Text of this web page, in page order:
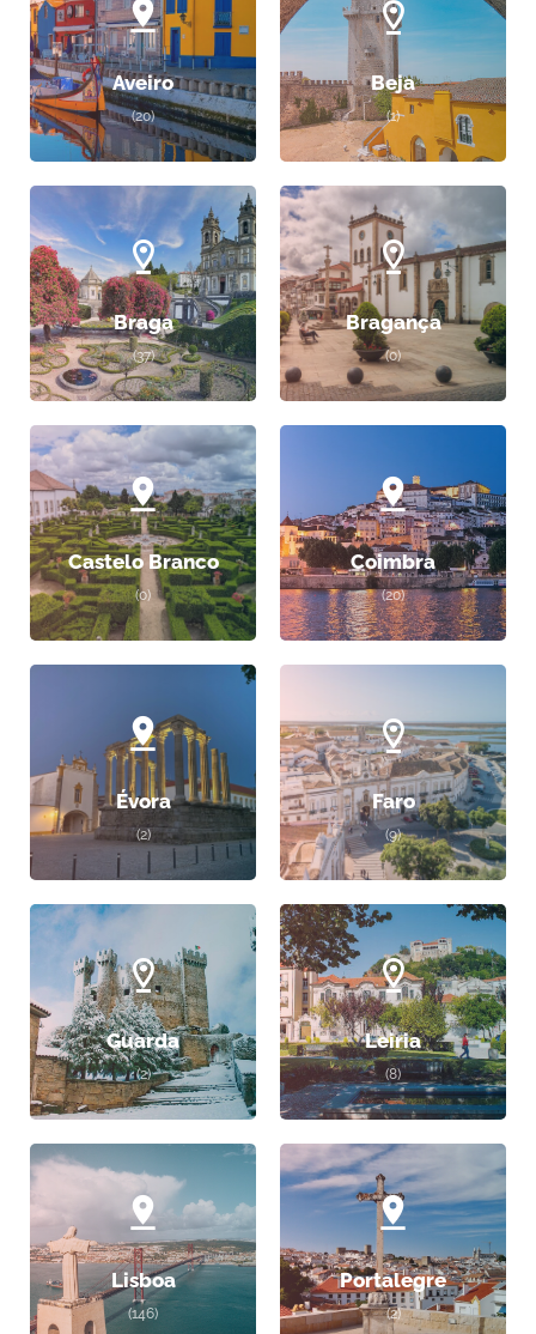
Aveiro
(20)
Beja
(1)
Braga
(37)
Bragança
(0)
Castelo Branco
(0)
Coimbra
(20)
Évora
(2)
Faro
(9)
Guarda
(2)
Leiria
(8)
Lisboa
(146)
Portalegre
(2)